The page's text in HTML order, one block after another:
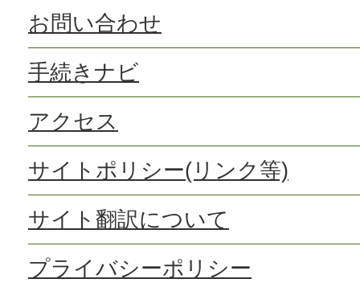
お問い合わせ
手続きナビ
アクセス
サイトポリシー(リンク等)
サイト翻訳について
プライバシーポリシー